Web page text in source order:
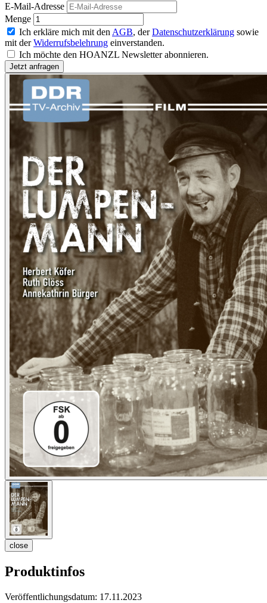
E-Mail-Adresse
Menge
Ich erkläre mich mit den AGB, derDatenschutzerklärung sowie
mit derWiderrufsbelehrung einverstanden.
Ich möchte den HOANZL Newsletter abonnieren.
close
Produktinfos
Veröffentlichungsdatum: 17.11.2023